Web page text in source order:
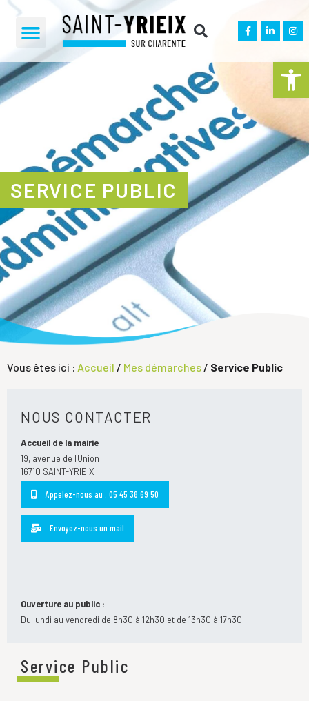
Ouvrir
SERVICE PUBLIC
Vous êtes ici : Accueil / Mes démarches / Service Public
Service Public
NOUS CONTACTER
Accueil de la mairie
19, avenue de l'Union
16710 SAINT-YRIEIX
Appelez-nous au : 05 45 38 69 50
Envoyez-nous un mail
Ouverture au public :
Du lundi au vendredi de 8h30 à 12h30 et de 13h30 à 17h30